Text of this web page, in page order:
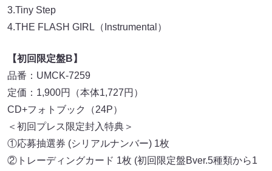
3.Tiny Step
4.THE FLASH GIRL（Instrumental）
【初回限定盤B】
品番：UMCK-7259
定価：1,900円（本体1,727円）
CD+フォトブック（24P）
＜初回プレス限定封入特典＞
①応募抽選券 (シリアルナンバー) 1枚
②トレーディングカード 1枚 (初回限定盤Bver.5種類から1